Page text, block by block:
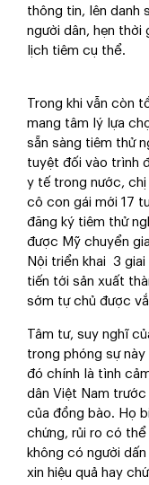
thông tin, lên danh
người dân, hẹn thời
lịch tiêm cụ thể.
Trong khi vẫn còn
mang tâm lý lựa
sẵn sàng tiêm thử
tuyệt đối vào trình
y tế trong nước, chị
cô con gái mới 17
đăng ký tiêm thử
được Mỹ chuyển
Nội triển khai 3
tiến tới sản xuất
sớm tự chủ được
Tâm tư, suy nghĩ
trong phóng sự
đó chính là tình
dân Việt Nam
của đồng bào. Họ
chứng, rủi ro có thể
không có người
xin hiệu quả hay